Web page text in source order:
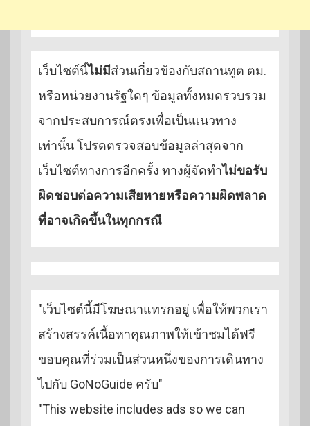
เว็บไซต์นี้ไม่มีส่วนเกี่ยวข้องกับสถานทูต ตม.
หรือหน่วยงานรัฐใดๆ ข้อมูลทั้งหมดรวบรวม
จากประสบการณ์ตรงเพื่อเป็นแนวทาง
เท่านั้น โปรดตรวจสอบข้อมูลล่าสุดจาก
เว็บไซต์ทางการอีกครั้ง ทางผู้จัดทำไม่ขอรับ
ผิดชอบต่อความเสียหายหรือความผิดพลาด
ที่อาจเกิดขึ้นในทุกกรณี
"เว็บไซต์นี้มีโฆษณาแทรกอยู่ เพื่อให้พวกเรา
สร้างสรรค์เนื้อหาคุณภาพให้เข้าชมได้ฟรี
ขอบคุณที่ร่วมเป็นส่วนหนึ่งของการเดินทาง
ไปกับ GoNoGuide ครับ"
"This website includes ads so we can